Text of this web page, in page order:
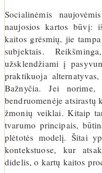
Socialinėmis
naujosios kartos būvį:
kaitos grėsmių, jie
subjektais.
užsklendžiami į
praktikuoja
Bažnyčia. Jei norime,
bendruomenėje atsirastų
žmonių veiklai. Kitaip
tvarumo principais,
plėtotės modelį. Šitai
kontekstuose, kur
didelis, o kartų kaitos